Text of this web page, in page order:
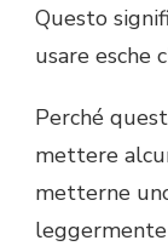
Questo
usare esche
Perché
mettere
metterne
leggermente